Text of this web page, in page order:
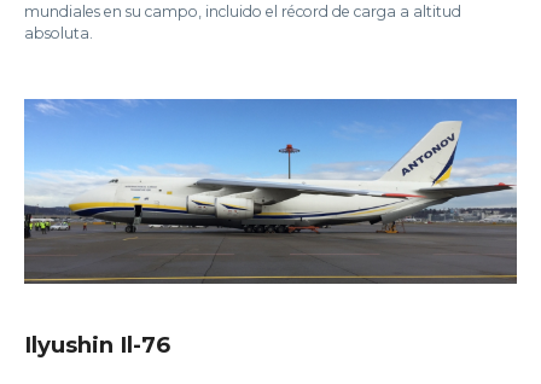
mundiales en su campo, incluido el récord de carga a altitud
absoluta.
Ilyushin Il-76